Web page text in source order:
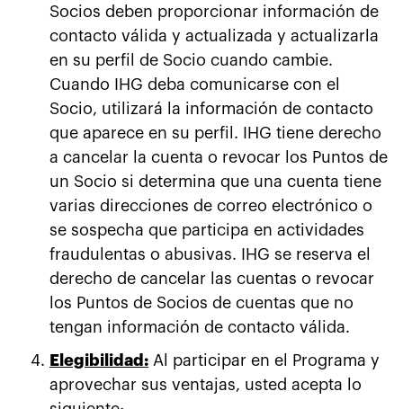
Socios deben proporcionar información de
contacto válida y actualizada y actualizarla
en su perfil de Socio cuando cambie.
Cuando IHG deba comunicarse con el
Socio, utilizará la información de contacto
que aparece en su perfil. IHG tiene derecho
a cancelar la cuenta o revocar los Puntos de
un Socio si determina que una cuenta tiene
varias direcciones de correo electrónico o
se sospecha que participa en actividades
fraudulentas o abusivas. IHG se reserva el
derecho de cancelar las cuentas o revocar
los Puntos de Socios de cuentas que no
tengan información de contacto válida.
Elegibilidad: Al participar en el Programa y
aprovechar sus ventajas, usted acepta lo